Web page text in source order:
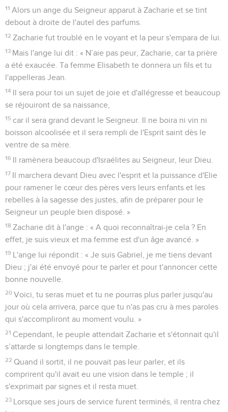
11 Alors un ange du Seigneur apparut à Zacharie et se tint
debout à droite de l'autel des parfums.
12 Zacharie fut troublé en le voyant et la peur s'empara de lui.
13 Mais l'ange lui dit : « N’aie pas peur, Zacharie, car ta prière
a été exaucée. Ta femme Elisabeth te donnera un fils et tu
l'appelleras Jean.
14
Il sera pour toi un sujet de joie et d'allégresse et beaucoup
se réjouiront de sa naissance,
15 car il sera grand devant le Seigneur. Il ne boira ni vin ni
boisson alcoolisée et il sera rempli de l'Esprit saint dès le
ventre de sa mère.
16 Il ramènera beaucoup d'Israélites au Seigneur, leur Dieu.
17
Il marchera devant Dieu avec l'esprit et la puissance d'Elie
pour ramener le cœur des pères vers leurs enfants et les
rebelles à la sagesse des justes, afin de préparer pour le
Seigneur un peuple bien disposé. »
18 Zacharie dit à l'ange : « A quoi reconnaîtrai-je cela ? En
effet, je suis vieux et ma femme est d'un âge avancé. »
19
L'ange lui répondit : « Je suis Gabriel, je me tiens devant
Dieu ; j'ai été envoyé pour te parler et pour t'annoncer cette
bonne nouvelle.
20 Voici, tu seras muet et tu ne pourras plus parler jusqu'au
jour où cela arrivera, parce que tu n'as pas cru à mes paroles
qui s'accompliront au moment voulu. »
21 Cependant, le peuple attendait Zacharie et s'étonnait qu'il
s’attarde si longtemps dans le temple.
22 Quand il sortit, il ne pouvait pas leur parler, et ils
comprirent qu'il avait eu une vision dans le temple ; il
s'exprimait par signes et il resta muet.
23
Lorsque ses jours de service furent terminés, il rentra chez